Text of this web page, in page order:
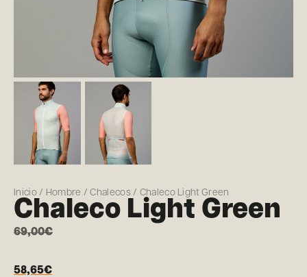
Inicio/ Hombre /Chalecos / Chaleco Light Green
Chaleco Light Green
69,00€
58,65€